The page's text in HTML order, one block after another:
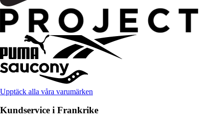
Upptäck alla våra varumärken
Kundservice i Frankrike